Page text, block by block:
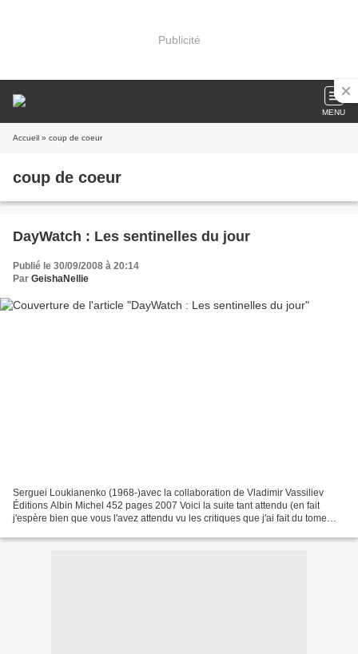
Publicité
MENU
Accueil » coup de coeur
coup de coeur
DayWatch : Les sentinelles du jour
Publié le 30/09/2008 à 20:14
Par GeishaNellie
Serguei Loukianenko (1968-)avec la collaboration de Vladimir Vassiliev
Éditions Albin Michel 452 pages 2007 Voici la suite tant attendu (en fait
j'espère bien que vous l'avez attendu vu les critiques que j'ai fait du tome